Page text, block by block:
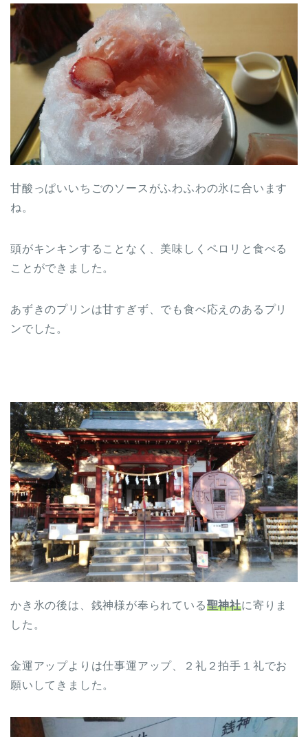
甘酸っぱいいちごのソースがふわふわの氷に合います
ね。
頭がキンキンすることなく、美味しくペロリと食べる
ことができました。
あずきのプリンは甘すぎず、でも食べ応えのあるプリ
ンでした。
かき氷の後は、銭神様が奉られている聖神社に寄りま
した。
金運アップよりは仕事運アップ、２礼２拍手１礼でお
願いしてきました。